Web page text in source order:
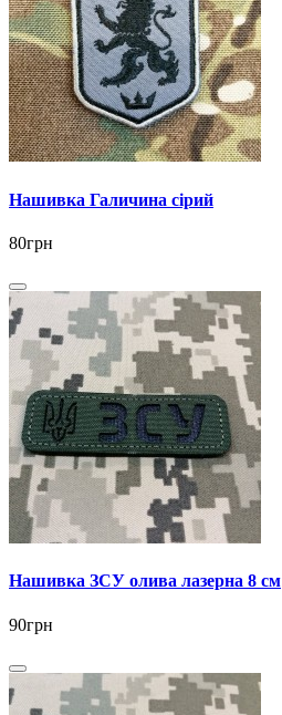
Нашивка Галичина сірий
80грн
Нашивка ЗСУ олива лазерна 8 см
90грн